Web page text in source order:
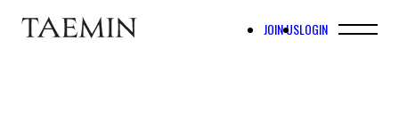
JOIN USLOGIN